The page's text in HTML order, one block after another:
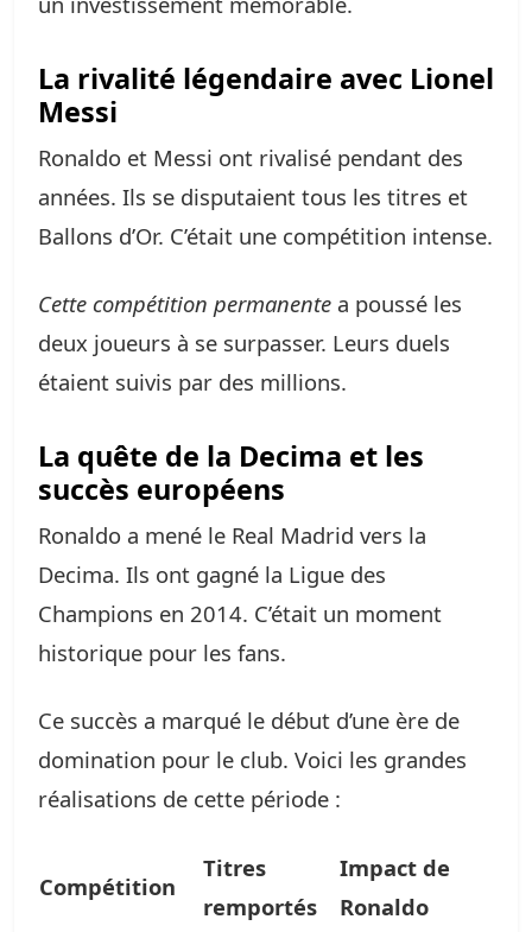
La rivalité légendaire avec Lionel
Messi
Ronaldo et Messi ont rivalisé pendant des
années. Ils se disputaient tous les titres et
Ballons d’Or. C’était une compétition intense.
Cette compétition permanente a poussé les
deux joueurs à se surpasser. Leurs duels
étaient suivis par des millions.
La quête de la Decima et les
succès européens
Ronaldo a mené le Real Madrid vers la
Decima. Ils ont gagné la Ligue des
Champions en 2014. C’était un moment
historique pour les fans.
Ce succès a marqué le début d’une ère de
domination pour le club. Voici les grandes
réalisations de cette période :
Compétition
Titres
remportés
Impact de
Ronaldo